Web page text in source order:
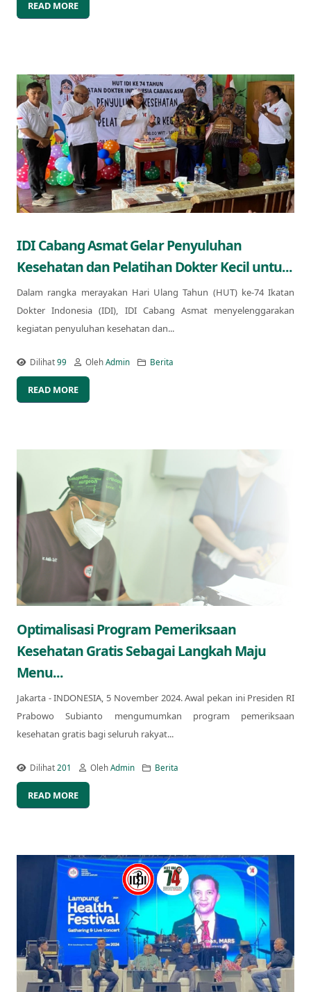
READ MORE
IDI Cabang Asmat Gelar Penyuluhan
Kesehatan dan Pelatihan Dokter Kecil untu...
Dalam rangka merayakan Hari Ulang Tahun (HUT) ke-74 Ikatan
Dokter Indonesia (IDI), IDI Cabang Asmat menyelenggarakan
kegiatan penyuluhan kesehatan dan...
Dilihat99 OlehAdmin Berita
READ MORE
Optimalisasi Program Pemeriksaan
Kesehatan Gratis Sebagai Langkah Maju
Menu...
Jakarta - INDONESIA, 5 November 2024. Awal pekan ini Presiden RI
Prabowo Subianto mengumumkan program pemeriksaan
kesehatan gratis bagi seluruh rakyat...
Dilihat201 OlehAdmin Berita
READ MORE